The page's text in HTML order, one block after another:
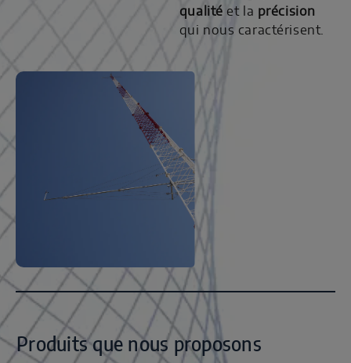
qualité et la précision
qui nous caractérisent.
Produits que nous proposons